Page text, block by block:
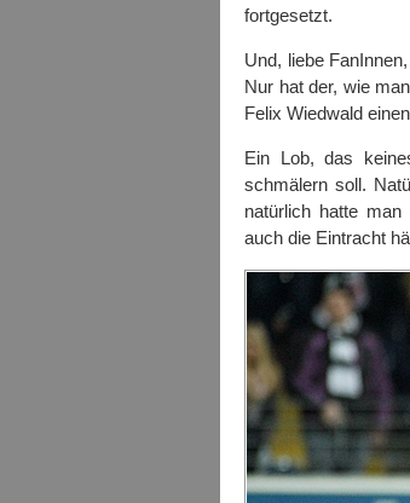
fortgesetzt.
Und, liebe
Nur hat der, wie
Felix Wiedwald
Ein Lob, das
schmälern soll.
natürlich hatte
auch die Eintracht